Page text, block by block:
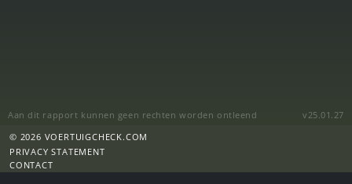
Aan dit rapport kunnen geen rechten worden ontleend
v25.01.27
© 2026 VOERTUIGCHECK.COM
PRIVACY STATEMENT
CONTACT